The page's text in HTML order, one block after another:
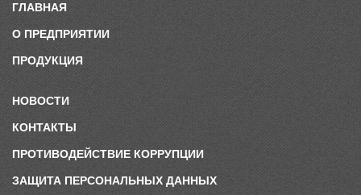
ГЛАВНАЯ
О ПРЕДПРИЯТИИ
ПРОДУКЦИЯ
НОВОСТИ
КОНТАКТЫ
ПРОТИВОДЕЙСТВИЕ КОРРУПЦИИ
ЗАЩИТА ПЕРСОНАЛЬНЫХ ДАННЫХ